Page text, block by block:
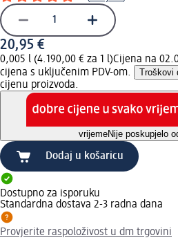
20,95 €
0,005 l (4.190,00 € za 1 l)Cijena na
cijena s uključenim PDV-om.
Troškovi
cijenu proizvoda.
vrijemeNije poskupjelo
Dodaj u košaricu
Dostupno za isporuku
Standardna dostava 2-3 radna dana
Provjerite raspoloživost u dm trgovini